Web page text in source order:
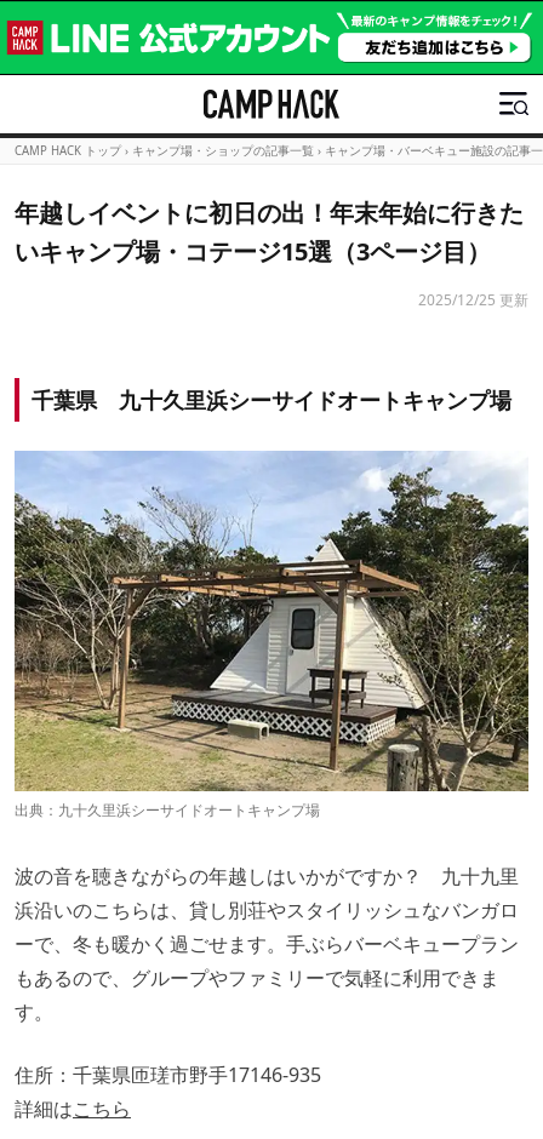
CAMP HACK トップ › キャンプ場・ショップの記事一覧 › キャンプ場・バーベキュー施設の記事
年越しイベントに初日の出！年末年始に行きた
いキャンプ場・コテージ15選（3ページ目）
2025/12/25 更新
千葉県 九十久里浜シーサイドオートキャンプ場
出典： 九十久里浜シーサイドオートキャンプ場
波の音を聴きながらの年越しはいかがですか？ 九十九里
浜沿いのこちらは、貸し別荘やスタイリッシュなバンガロ
ーで、冬も暖かく過ごせます。手ぶらバーベキュープラン
もあるので、グループやファミリーで気軽に利用できま
す。
住所：千葉県匝瑳市野手17146-935
詳細はこちら